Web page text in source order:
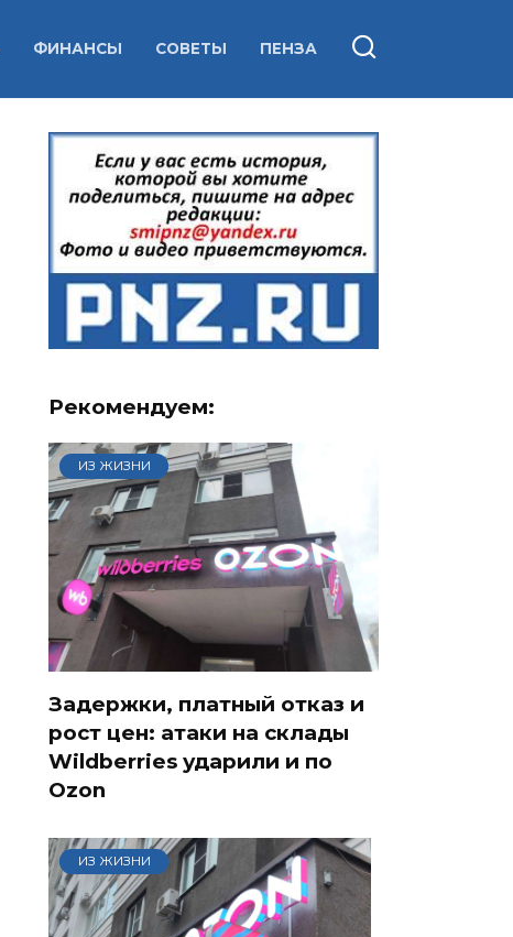
ФИНАНСЫ СОВЕТЫ ПЕНЗА
Рекомендуем:
ИЗ ЖИЗНИ
Задержки, платный отказ и
рост цен: атаки на склады
Wildberries ударили и по
Ozon
ИЗ ЖИЗНИ